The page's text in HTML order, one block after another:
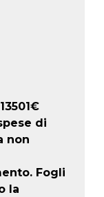
13501 €
di
non
Fogli
la